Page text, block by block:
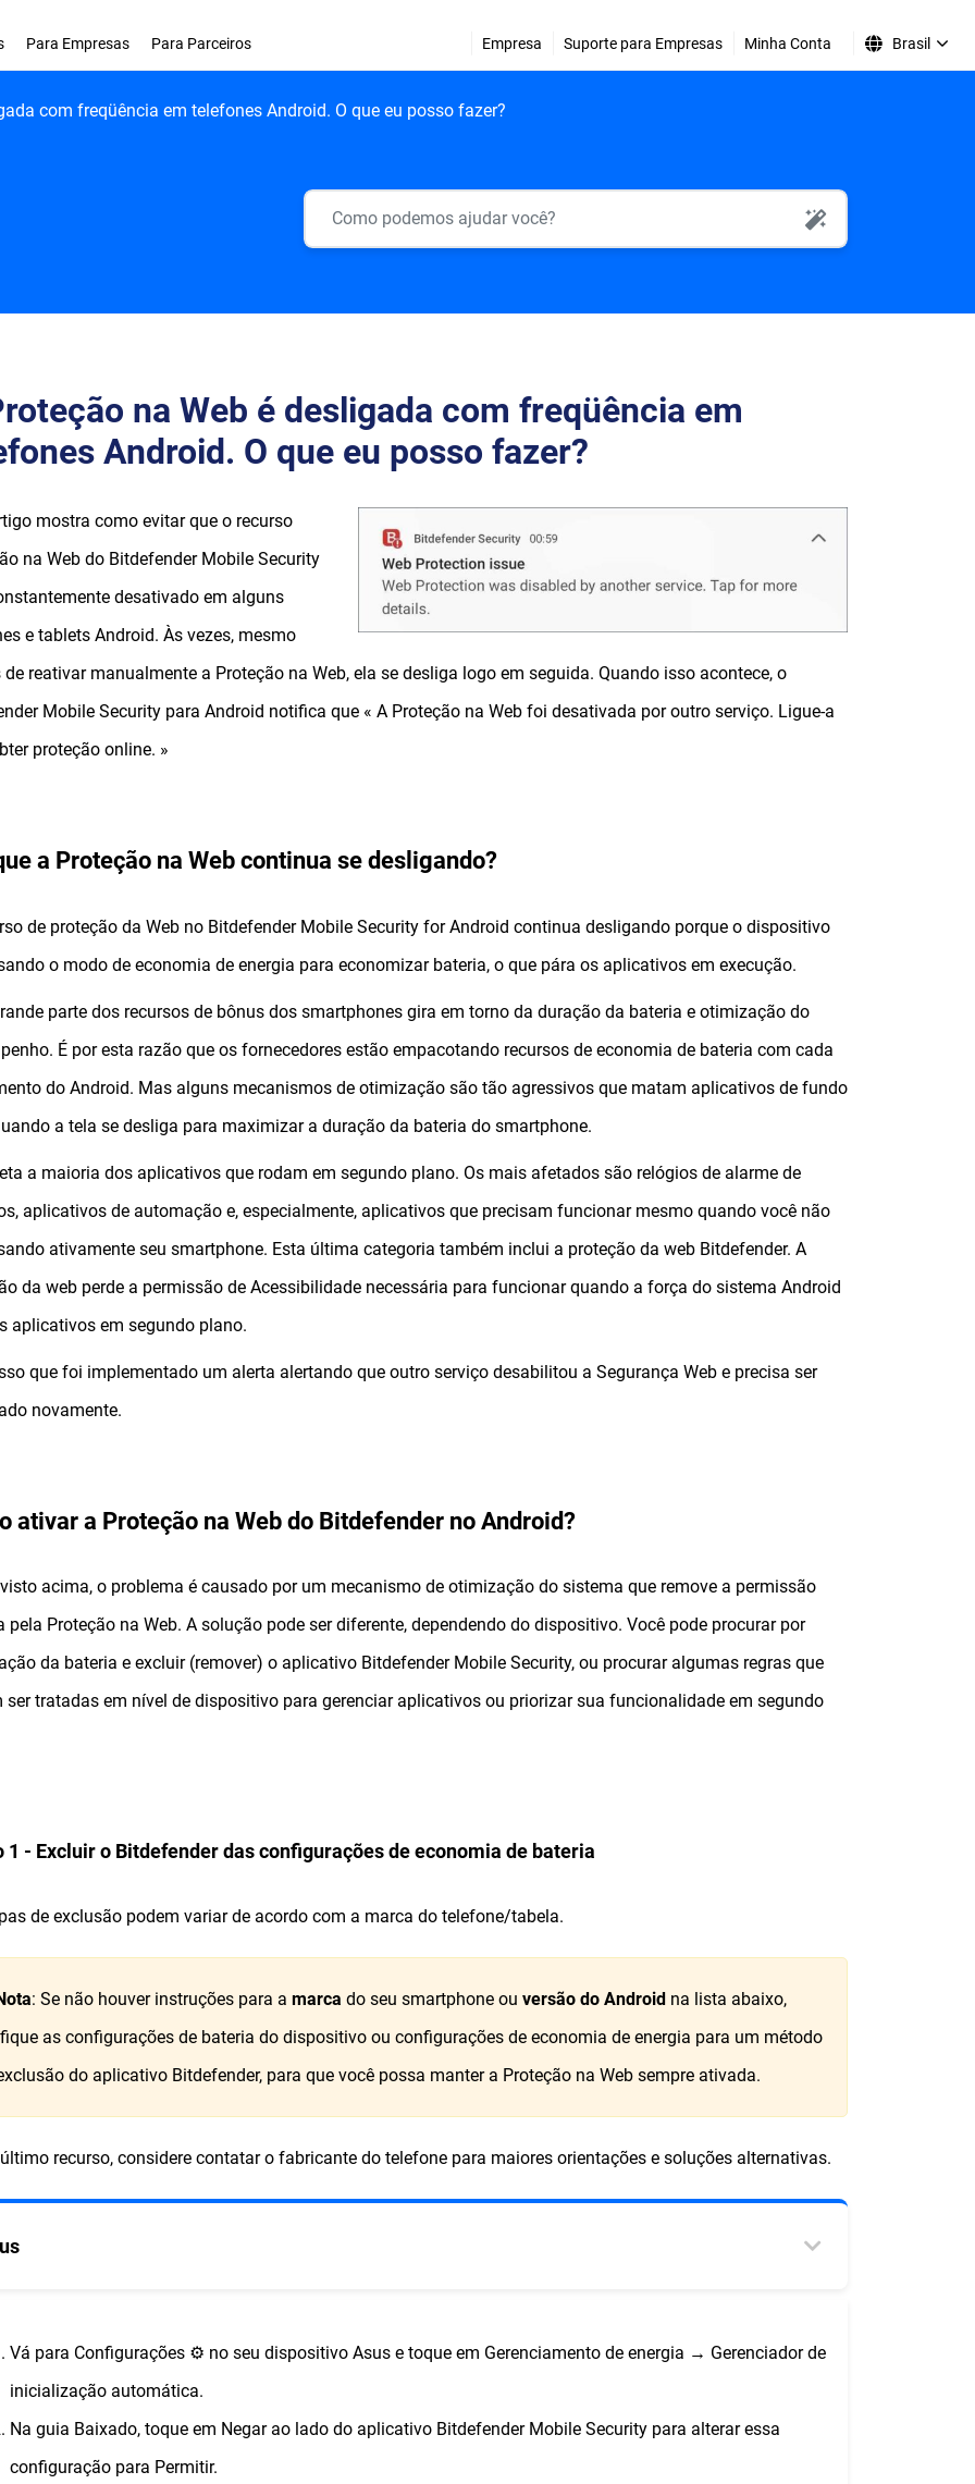
Para Empresas Para Parceiros Empresa Suporte para Empresas Minha Conta Brasil
com freqüência em telefones Android. O que eu posso fazer?
na Web é desligada com freqüência em
Android. O que eu posso fazer?
mostra como evitar que o recurso
na Web do Bitdefender Mobile Security
desativado em alguns
e tablets Android. Às vezes, mesmo
de reativar manualmente a Proteção na Web, ela se desliga logo em seguida. Quando isso acontece, o
Mobile Security para Android notifica que « A Proteção na Web foi desativada por outro serviço. Ligue-a
proteção online. »
a Proteção na Web continua se desligando?
de proteção da Web no Bitdefender Mobile Security for Android continua desligando porque o dispositivo
o modo de economia de energia para economizar bateria, o que pára os aplicativos em execução.
parte dos recursos de bônus dos smartphones gira em torno da duração da bateria e otimização do
É por esta razão que os fornecedores estão empacotando recursos de economia de bateria com cada
do Android. Mas alguns mecanismos de otimização são tão agressivos que matam aplicativos de fundo
a tela se desliga para maximizar a duração da bateria do smartphone.
a maioria dos aplicativos que rodam em segundo plano. Os mais afetados são relógios de alarme de
aplicativos de automação e, especialmente, aplicativos que precisam funcionar mesmo quando você não
ativamente seu smartphone. Esta última categoria também inclui a proteção da web Bitdefender. A
da web perde a permissão de Acessibilidade necessária para funcionar quando a força do sistema Android
aplicativos em segundo plano.
que foi implementado um alerta alertando que outro serviço desabilitou a Segurança Web e precisa ser
novamente.
ativar a Proteção na Web do Bitdefender no Android?
acima, o problema é causado por um mecanismo de otimização do sistema que remove a permissão
pela Proteção na Web. A solução pode ser diferente, dependendo do dispositivo. Você pode procurar por
da bateria e excluir (remover) o aplicativo Bitdefender Mobile Security, ou procurar algumas regras que
ser tratadas em nível de dispositivo para gerenciar aplicativos ou priorizar sua funcionalidade em segundo
1 - Excluir o Bitdefender das configurações de economia de bateria
de exclusão podem variar de acordo com a marca do telefone/tabela.
: Se não houver instruções para a marca do seu smartphone ou versão do Android na lista abaixo,
as configurações de bateria do dispositivo ou configurações de economia de energia para um método
do aplicativo Bitdefender, para que você possa manter a Proteção na Web sempre ativada.
recurso, considere contatar o fabricante do telefone para maiores orientações e soluções alternativas.
Vá para Configurações ⚙︎ no seu dispositivo Asus e toque em Gerenciamento de energia → Gerenciador de
inicialização automática.
Na guia Baixado, toque em Negar ao lado do aplicativo Bitdefender Mobile Security para alterar essa
configuração para Permitir.